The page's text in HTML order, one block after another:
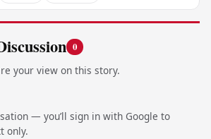
0
your view on this story.
— you’ll sign in with Google to
only.